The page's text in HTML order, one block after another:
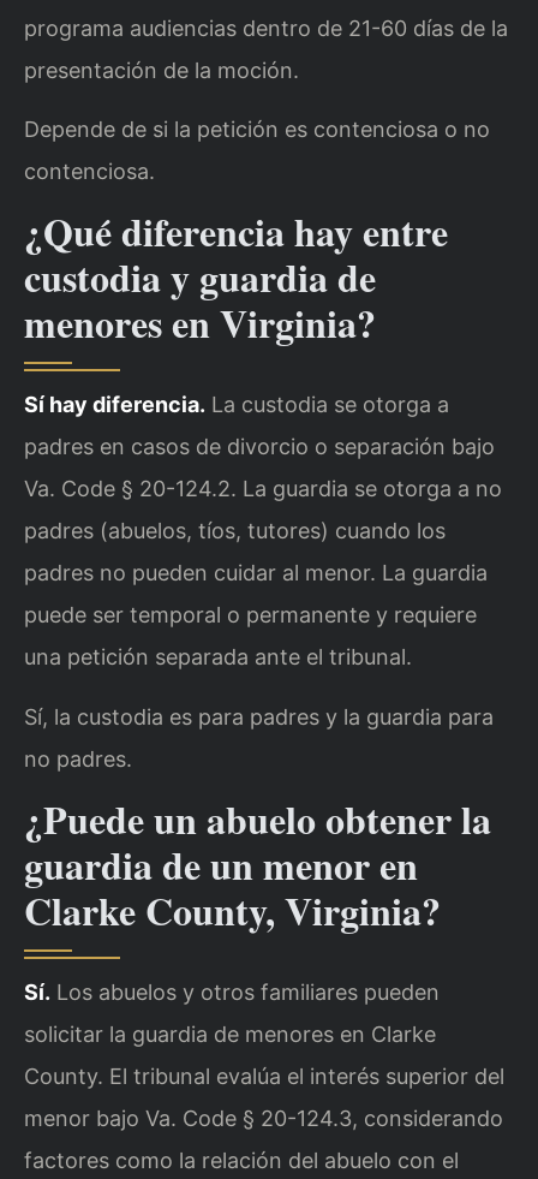
programa audiencias dentro de 21-60 días de la
presentación de la moción.
Depende de si la petición es contenciosa o no
contenciosa.
¿Qué diferencia hay entre
custodia y guardia de
menores en Virginia?
Sí hay diferencia. La custodia se otorga a
padres en casos de divorcio o separación bajo
Va. Code § 20-124.2. La guardia se otorga a no
padres (abuelos, tíos, tutores) cuando los
padres no pueden cuidar al menor. La guardia
puede ser temporal o permanente y requiere
una petición separada ante el tribunal.
Sí, la custodia es para padres y la guardia para
no padres.
¿Puede un abuelo obtener la
guardia de un menor en
Clarke County, Virginia?
Sí. Los abuelos y otros familiares pueden
solicitar la guardia de menores en Clarke
County. El tribunal evalúa el interés superior del
menor bajo Va. Code § 20-124.3, considerando
factores como la relación del abuelo con el